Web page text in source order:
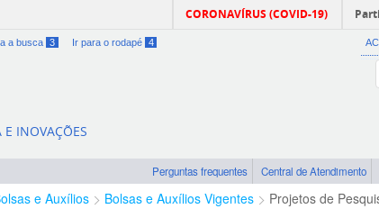
CORONAVÍRUS (COVID-19)
a busca 3 Ir para o rodapé 4
INOVAÇÕES
Perguntas frequentes Central de Atendimento
e Auxílios Bolsas e Auxílios Vigentes Projetos de